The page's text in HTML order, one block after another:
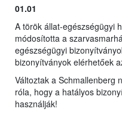
01.01
A török állat-egészségügyi
módosította a
egészségügyi
bizonyítványok elérhetőek
Változtak a Schmallenberg
róla, hogy a hatályos
használják!